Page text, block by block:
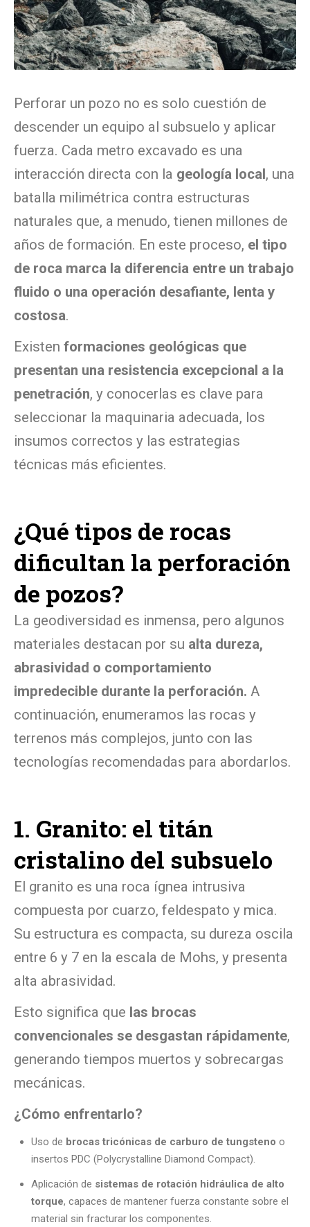
Perforar un pozo no es solo cuestión de
descender un equipo al subsuelo y aplicar
fuerza. Cada metro excavado es una
interacción directa con la geología local , una
batalla milimétrica contra estructuras
naturales que, a menudo, tienen millones de
años de formación. En este proceso, el tipo
de roca marca la diferencia entre un trabajo
fluido o una operación desafiante, lenta y
costosa.
Existen formaciones geológicas que
presentan una resistencia excepcional a la
penetración, y conocerlas es clave para
seleccionar la maquinaria adecuada, los
insumos correctos y las estrategias
técnicas más eficientes.
¿Qué tipos de rocas
dificultan la perforación
de pozos?
La geodiversidad es inmensa, pero algunos
materiales destacan por su alta dureza,
abrasividad o comportamiento
impredecible durante la perforación. A
continuación, enumeramos las rocas y
terrenos más complejos, junto con las
tecnologías recomendadas para abordarlos.
1. Granito: el titán
cristalino del subsuelo
El granito es una roca ígnea intrusiva
compuesta por cuarzo, feldespato y mica.
Su estructura es compacta, su dureza oscila
entre 6 y 7 en la escala de Mohs, y presenta
alta abrasividad.
Esto significa que las brocas
convencionales se desgastan rápidamente,
generando tiempos muertos y sobrecargas
mecánicas.
¿Cómo enfrentarlo?
Uso de brocas tricónicas de carburo de tungsteno o
insertos PDC (Polycrystalline Diamond Compact).
Aplicación de sistemas de rotación hidráulica de alto
torque, capaces de mantener fuerza constante sobre el
material sin fracturar los componentes.